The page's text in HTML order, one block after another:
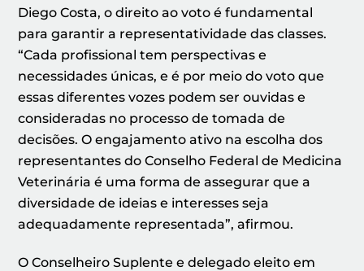
Diego Costa, o direito ao voto é fundamental
para garantir a representatividade das classes.
“Cada profissional tem perspectivas e
necessidades únicas, e é por meio do voto que
essas diferentes vozes podem ser ouvidas e
consideradas no processo de tomada de
decisões. O engajamento ativo na escolha dos
representantes do Conselho Federal de Medicina
Veterinária é uma forma de assegurar que a
diversidade de ideias e interesses seja
adequadamente representada”, afirmou.
O Conselheiro Suplente e delegado eleito em